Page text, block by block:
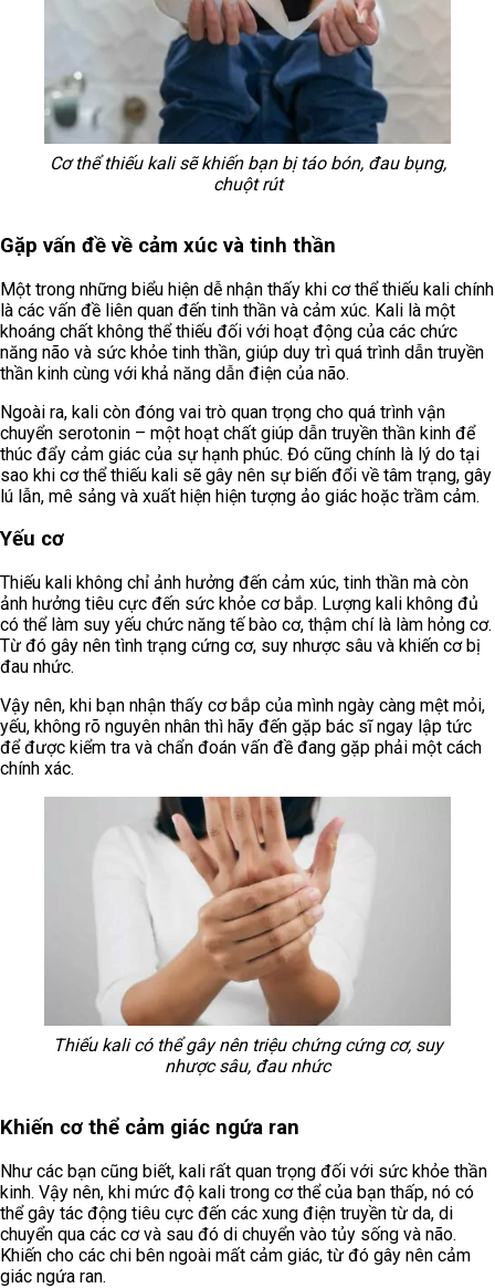
Cơ thể thiếu kali sẽ khiến bạn bị táo bón, đau bụng,
chuột rút
Gặp vấn đề về cảm xúc và tinh thần
Một trong những biểu hiện dễ nhận thấy khi cơ thể thiếu kali chính
là các vấn đề liên quan đến tinh thần và cảm xúc. Kali là một
khoáng chất không thể thiếu đối với hoạt động của các chức
năng não và sức khỏe tinh thần, giúp duy trì quá trình dẫn truyền
thần kinh cùng với khả năng dẫn điện của não.
Ngoài ra, kali còn đóng vai trò quan trọng cho quá trình vận
chuyển serotonin – một hoạt chất giúp dẫn truyền thần kinh để
thúc đẩy cảm giác của sự hạnh phúc. Đó cũng chính là lý do tại
sao khi cơ thể thiếu kali sẽ gây nên sự biến đổi về tâm trạng, gây
lú lẫn, mê sảng và xuất hiện hiện tượng ảo giác hoặc trầm cảm.
Yếu cơ
Thiếu kali không chỉ ảnh hưởng đến cảm xúc, tinh thần mà còn
ảnh hưởng tiêu cực đến sức khỏe cơ bắp. Lượng kali không đủ
có thể làm suy yếu chức năng tế bào cơ, thậm chí là làm hỏng cơ.
Từ đó gây nên tình trạng cứng cơ, suy nhược sâu và khiến cơ bị
đau nhức.
Vậy nên, khi bạn nhận thấy cơ bắp của mình ngày càng mệt mỏi,
yếu, không rõ nguyên nhân thì hãy đến gặp bác sĩ ngay lập tức
để được kiểm tra và chẩn đoán vấn đề đang gặp phải một cách
chính xác.
Thiếu kali có thể gây nên triệu chứng cứng cơ, suy
nhược sâu, đau nhức
Khiến cơ thể cảm giác ngứa ran
Như các bạn cũng biết, kali rất quan trọng đối với sức khỏe thần
kinh. Vậy nên, khi mức độ kali trong cơ thể của bạn thấp, nó có
thể gây tác động tiêu cực đến các xung điện truyền từ da, di
chuyển qua các cơ và sau đó di chuyển vào tủy sống và não.
Khiến cho các chi bên ngoài mất cảm giác, từ đó gây nên cảm
giác ngứa ran.